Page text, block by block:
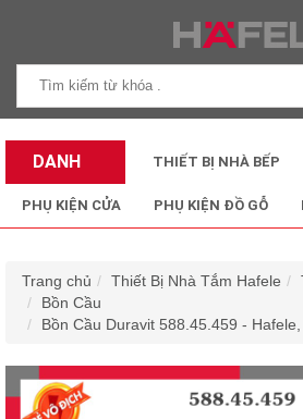
DANH
MỤC SẢN
THIẾT BỊ NHÀ BẾP
PHỤ KIỆN CỬA PHỤ KIỆN ĐỒ GỖ
Trang chủ Thiết Bị Nhà Tắm Hafele
Bồn Cầu
Bồn Cầu Duravit 588.45.459 -